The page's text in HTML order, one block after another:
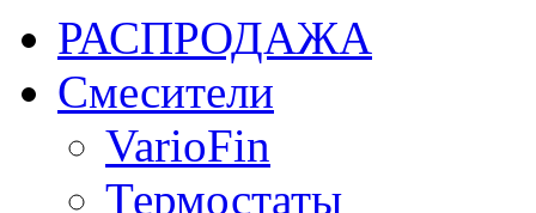
РАСПРОДАЖА
Смесители
VarioFin
Термостаты